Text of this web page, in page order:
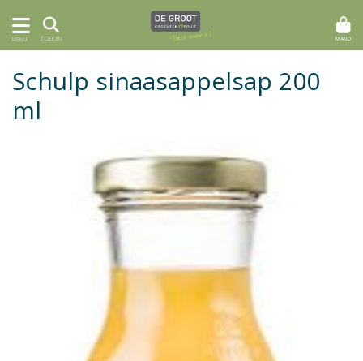
MENU ZOEKEN MAND
Schulp sinaasappelsap 200
ml